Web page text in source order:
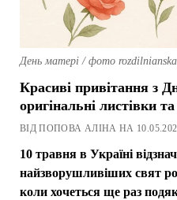
День матері / фото
Красиві привітання з
оригінальні листівки
ВІД ПОПОВА АЛІНА НА 10.05.2026
10 травня в Україні
найзворушливіших свят
коли хочеться ще раз